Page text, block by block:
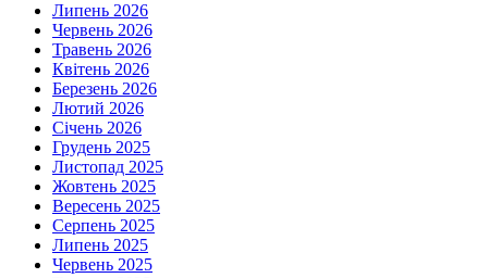
Липень 2026
Червень 2026
Травень 2026
Квітень 2026
Березень 2026
Лютий 2026
Січень 2026
Грудень 2025
Листопад 2025
Жовтень 2025
Вересень 2025
Серпень 2025
Липень 2025
Червень 2025